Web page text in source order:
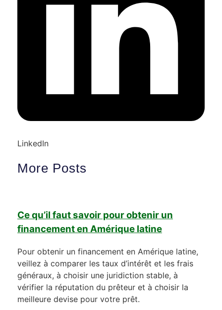
LinkedIn
More Posts
Ce qu’il faut savoir pour obtenir un
financement en Amérique latine
Pour obtenir un financement en Amérique latine,
veillez à comparer les taux d’intérêt et les frais
généraux, à choisir une juridiction stable, à
vérifier la réputation du prêteur et à choisir la
meilleure devise pour votre prêt.